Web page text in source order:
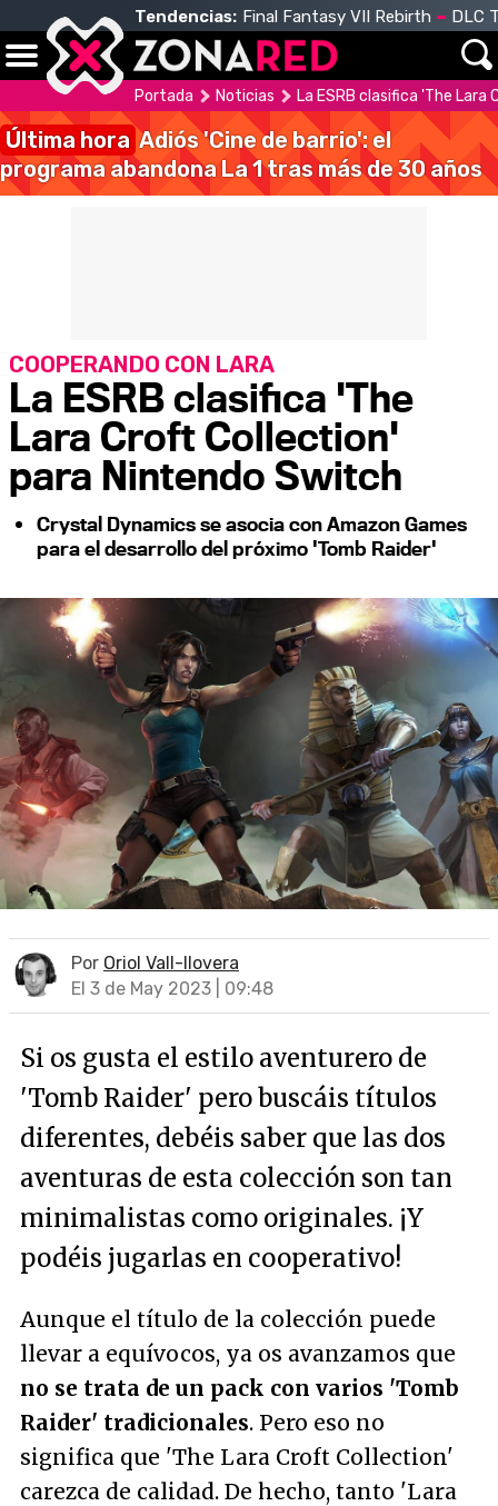
Tendencias: Final Fantasy VII Rebirth DLC
Portada Noticias La ESRB clasifica 'The
Última hora Adiós 'Cine de barrio': el
programa abandona La 1 tras más de 30 años
Crystal Dynamics se asocia con Amazon Games
para el desarrollo del próximo 'Tomb Raider'
La ESRB clasifica 'The
Lara Croft Collection'
para Nintendo Switch
COOPERANDO CON LARA
Por Oriol Vall-llovera
El 3 de May 2023 | 09:48
Si os gusta el estilo aventurero de
'Tomb Raider' pero buscáis títulos
diferentes, debéis saber que las dos
aventuras de esta colección son tan
minimalistas como originales. ¡Y
podéis jugarlas en cooperativo!
Aunque el título de la colección puede
llevar a equívocos, ya os avanzamos que
no se trata de un pack con varios 'Tomb
Raider' tradicionales. Pero eso no
significa que 'The Lara Croft Collection'
carezca de calidad. De hecho, tanto 'Lara